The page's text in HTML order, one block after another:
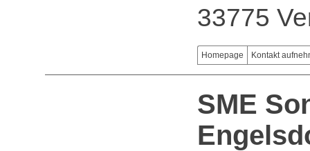
33775
Homepage Kontakt
SME